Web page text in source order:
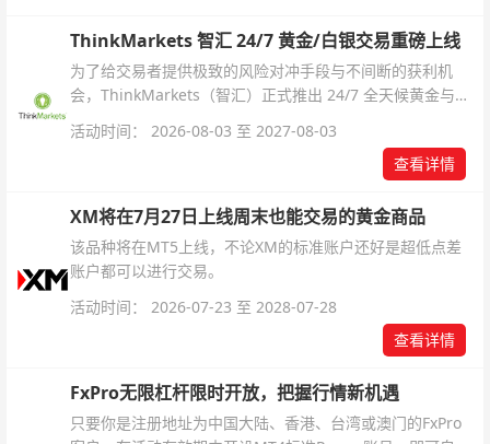
ThinkMarkets 智汇 24/7 黄金/白银交易重磅上线
为了给交易者提供极致的风险对冲手段与不间断的获利机
会，ThinkMarkets（智汇）正式推出 24/7 全天候黄金与白
杆配置、支持软件及交易细则。
活动时间： 2026-08-03 至 2027-08-03
查看详情
XM将在7月27日上线周末也能交易的黄金商品
该品种将在MT5上线，不论XM的标准账户还好是超低点差
账户都可以进行交易。
活动时间： 2026-07-23 至 2028-07-28
查看详情
FxPro无限杠杆限时开放，把握行情新机遇
只要你是注册地址为中国大陆、香港、台湾或澳门的FxPro